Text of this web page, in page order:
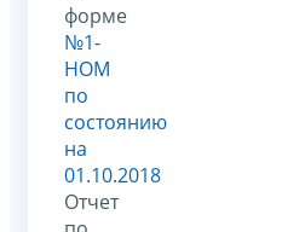
форме
№1-
НОМ
по
состоянию
на
01.10.2018
Отчет